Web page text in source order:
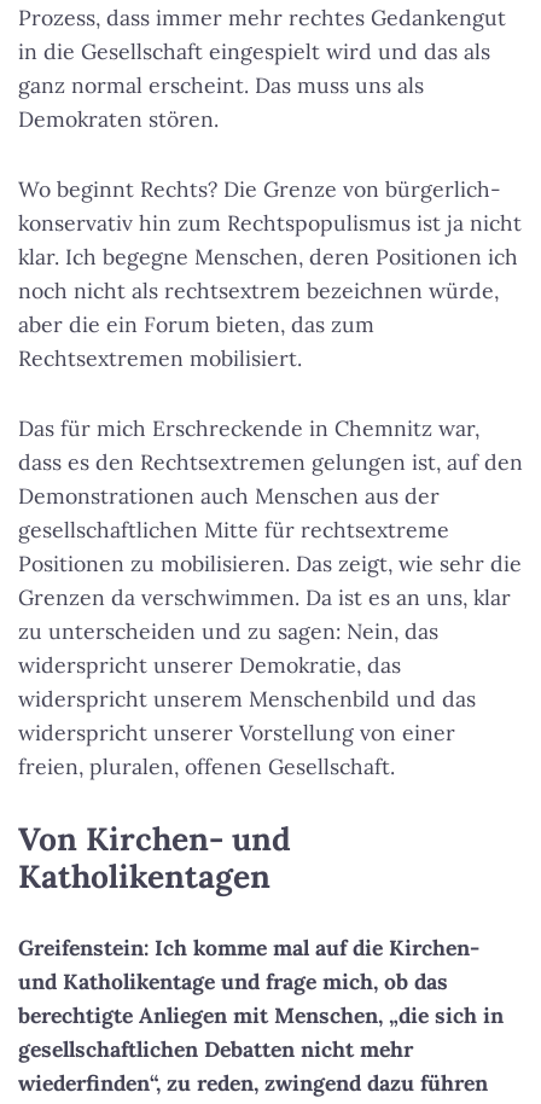
Prozess, dass immer mehr rechtes Gedankengut
in die Gesellschaft eingespielt wird und das als
ganz normal erscheint. Das muss uns als
Demokraten stören.
Wo beginnt Rechts? Die Grenze von bürgerlich-
konservativ hin zum Rechtspopulismus ist ja nicht
klar. Ich begegne Menschen, deren Positionen ich
noch nicht als rechtsextrem bezeichnen würde,
aber die ein Forum bieten, das zum
Rechtsextremen mobilisiert.
Das für mich Erschreckende in Chemnitz war,
dass es den Rechtsextremen gelungen ist, auf den
Demonstrationen auch Menschen aus der
gesellschaftlichen Mitte für rechtsextreme
Positionen zu mobilisieren. Das zeigt, wie sehr die
Grenzen da verschwimmen. Da ist es an uns, klar
zu unterscheiden und zu sagen: Nein, das
widerspricht unserer Demokratie, das
widerspricht unserem Menschenbild und das
widerspricht unserer Vorstellung von einer
freien, pluralen, offenen Gesellschaft.
Von Kirchen- und
Katholikentagen
Greifenstein: Ich komme mal auf die Kirchen-
und Katholikentage und frage mich, ob das
berechtigte Anliegen mit Menschen, „die sich in
gesellschaftlichen Debatten nicht mehr
wiederfinden“, zu reden, zwingend dazu führen